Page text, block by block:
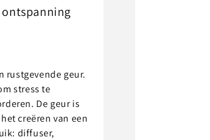
rustgevende geur.
stress te
De geur is
creëren van een
diffuser,